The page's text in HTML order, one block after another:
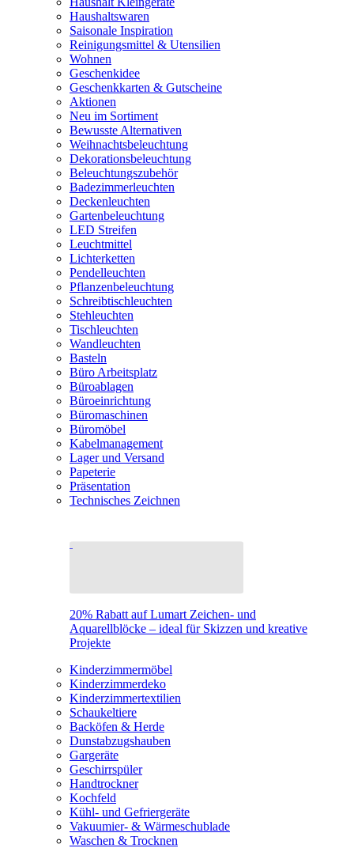
Haushaltswaren
Saisonale Inspiration
Reinigungsmittel & Utensilien
Wohnen
Geschenkidee
Geschenkkarten & Gutscheine
Aktionen
Neu im Sortiment
Bewusste Alternativen
Weihnachtsbeleuchtung
Dekorationsbeleuchtung
Beleuchtungszubehör
Badezimmerleuchten
Deckenleuchten
Gartenbeleuchtung
LED Streifen
Leuchtmittel
Lichterketten
Pendelleuchten
Pflanzenbeleuchtung
Schreibtischleuchten
Stehleuchten
Tischleuchten
Wandleuchten
Basteln
Büro Arbeitsplatz
Büroablagen
Büroeinrichtung
Büromaschinen
Büromöbel
Kabelmanagement
Lager und Versand
Papeterie
Präsentation
Technisches Zeichnen
20% Rabatt auf Lumart Zeichen- und
Aquarellblöcke – ideal für Skizzen und kreative
Projekte
Kinderzimmermöbel
Kinderzimmerdeko
Kinderzimmertextilien
Schaukeltiere
Backöfen & Herde
Dunstabzugshauben
Gargeräte
Geschirrspüler
Handtrockner
Kochfeld
Kühl- und Gefriergeräte
Vakuumier- & Wärmeschublade
Waschen & Trocknen